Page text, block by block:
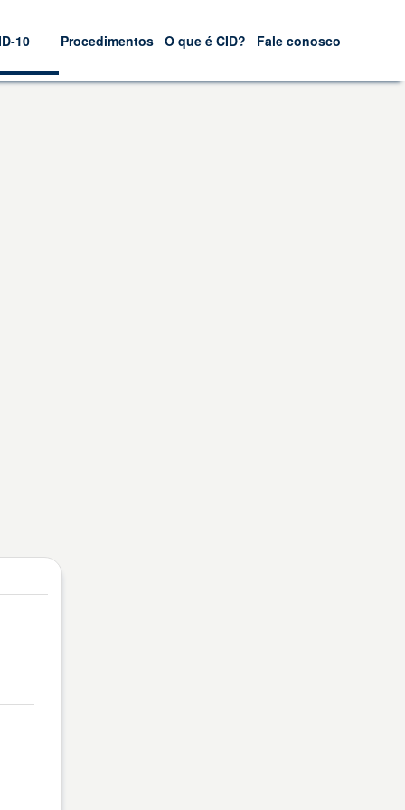
10 Procedimentos O que é CID? Fale conosco